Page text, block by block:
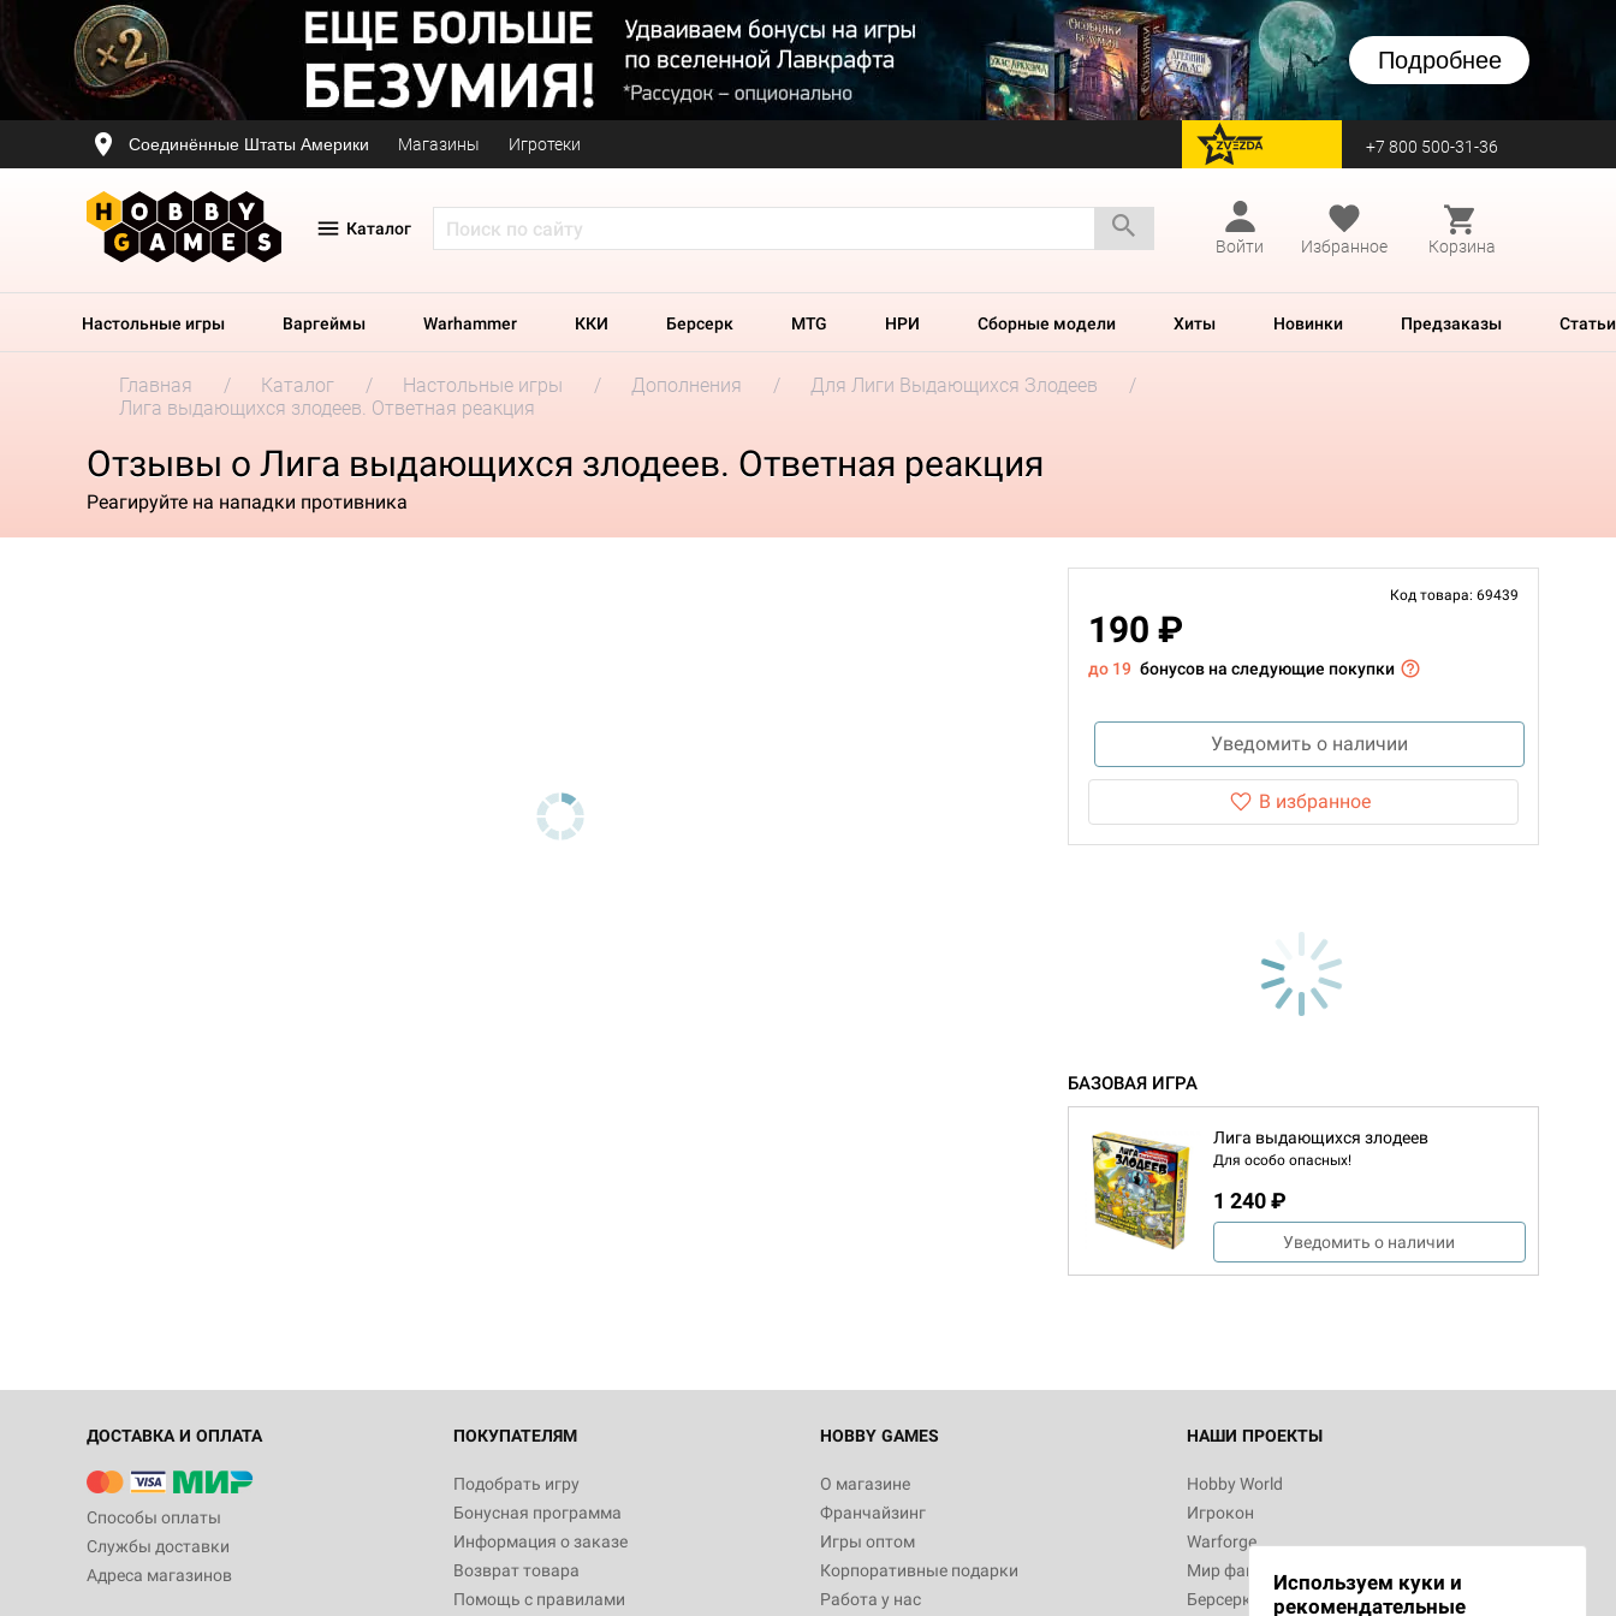
Подробнее
Соединённые Штаты Америки Магазины Игротеки перейти на Zvezda +7 800 500-31-36
Каталог
Войти
Избранное Корзина
Настольные игры Варгеймы Warhammer ККИ Берсерк MTG НРИ Сборные модели Хиты Новинки Предзаказы Статьи
Главная Каталог Настольные игры Дополнения
Для Лиги Выдающихся Злодеев
Лига выдающихся злодеев. Ответная реакция
Отзывы о Лига выдающихся злодеев. Ответная реакция
Реагируйте на нападки противника
Код товара: 69439
190 ₽
до 19 бонусов на следующие покупки
Уведомить о наличии
В избранное
БАЗОВАЯ ИГРА
Лига выдающихся злодеев
Для особо опасных!
1 240 ₽
Уведомить о наличии
ДОСТАВКА И ОПЛАТА
Способы оплаты
Службы доставки
Адреса магазинов
ПОКУПАТЕЛЯМ
Подобрать игру
Бонусная программа
Информация о заказе
Возврат товара
Помощь с правилами
HOBBY GAMES
О магазине
Франчайзинг
Игры оптом
Корпоративные подарки
Работа у нас
НАШИ ПРОЕКТЫ
Hobby World
Игрокон
Warforge
Мир фантастики
Берсерк
Используем куки и
рекомендательные